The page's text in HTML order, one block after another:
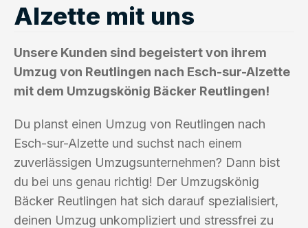
Alzette mit uns
Unsere Kunden sind begeistert von ihrem
Umzug von Reutlingen nach Esch-sur-Alzette
mit dem Umzugskönig Bäcker Reutlingen!
Du planst einen Umzug von Reutlingen nach
Esch-sur-Alzette und suchst nach einem
zuverlässigen Umzugsunternehmen? Dann bist
du bei uns genau richtig! Der Umzugskönig
Bäcker Reutlingen hat sich darauf spezialisiert,
deinen Umzug unkompliziert und stressfrei zu